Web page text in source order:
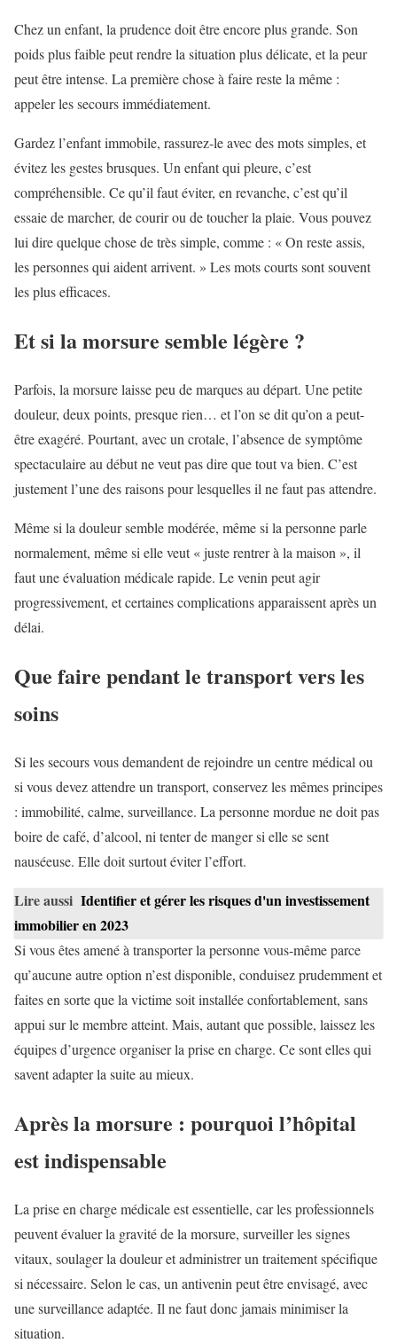
Chez un enfant, la prudence doit être encore plus grande. Son
poids plus faible peut rendre la situation plus délicate, et la peur
peut être intense. La première chose à faire reste la même :
appeler les secours immédiatement.
Gardez l’enfant immobile, rassurez-le avec des mots simples, et
évitez les gestes brusques. Un enfant qui pleure, c’est
compréhensible. Ce qu’il faut éviter, en revanche, c’est qu’il
essaie de marcher, de courir ou de toucher la plaie. Vous pouvez
lui dire quelque chose de très simple, comme : « On reste assis,
les personnes qui aident arrivent. » Les mots courts sont souvent
les plus efficaces.
Et si la morsure semble légère ?
Parfois, la morsure laisse peu de marques au départ. Une petite
douleur, deux points, presque rien… et l’on se dit qu’on a peut-
être exagéré. Pourtant, avec un crotale, l’absence de symptôme
spectaculaire au début ne veut pas dire que tout va bien. C’est
justement l’une des raisons pour lesquelles il ne faut pas attendre.
Même si la douleur semble modérée, même si la personne parle
normalement, même si elle veut « juste rentrer à la maison », il
faut une évaluation médicale rapide. Le venin peut agir
progressivement, et certaines complications apparaissent après un
délai.
Que faire pendant le transport vers les
soins
Si les secours vous demandent de rejoindre un centre médical ou
si vous devez attendre un transport, conservez les mêmes principes
: immobilité, calme, surveillance. La personne mordue ne doit pas
boire de café, d’alcool, ni tenter de manger si elle se sent
nauséeuse. Elle doit surtout éviter l’effort.
Lire aussi Identifier et gérer les risques d'un investissement
immobilier en 2023
Si vous êtes amené à transporter la personne vous-même parce
qu’aucune autre option n’est disponible, conduisez prudemment et
faites en sorte que la victime soit installée confortablement, sans
appui sur le membre atteint. Mais, autant que possible, laissez les
équipes d’urgence organiser la prise en charge. Ce sont elles qui
savent adapter la suite au mieux.
Après la morsure : pourquoi l’hôpital
est indispensable
La prise en charge médicale est essentielle, car les professionnels
peuvent évaluer la gravité de la morsure, surveiller les signes
vitaux, soulager la douleur et administrer un traitement spécifique
si nécessaire. Selon le cas, un antivenin peut être envisagé, avec
une surveillance adaptée. Il ne faut donc jamais minimiser la
situation.